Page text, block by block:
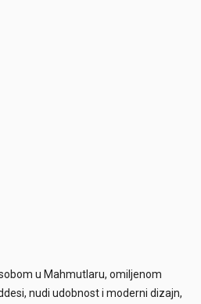
u Mahmutlaru, omiljenom
nudi udobnost i moderni dizajn,